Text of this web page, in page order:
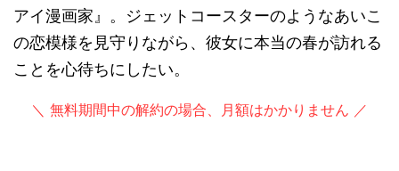
アイ漫画家』。ジェットコースターのようなあいこ
の恋模様を見守りながら、彼女に本当の春が訪れる
ことを心待ちにしたい。
＼ 無料期間中の解約の場合、月額はかかりません ／